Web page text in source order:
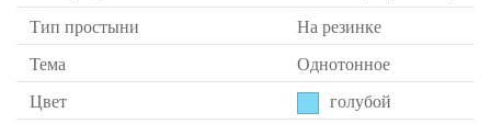
Тип простыни
На резинке
Тема
Однотонное
Цвет
голубой